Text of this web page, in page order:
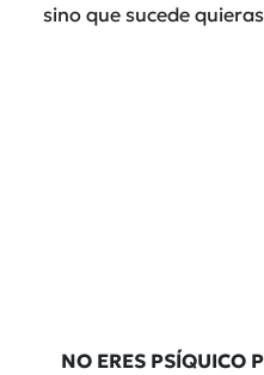
sino que sucede
NO ERES PSÍQUICO